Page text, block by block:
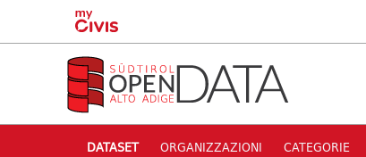
Skip to main content
DATASET ORGANIZZAZIONI CATEGORIE